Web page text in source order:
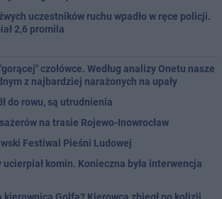
uczestników ruchu wpadło w ręce policji.
2,6 promila
czołówce. Według analizy Onetu nasze
z najbardziej narażonych na upały
do rowu, są utrudnienia
na trasie Rojewo-Inowrocław
Festiwal Pieśni Ludowej
ucierpiał komin. Konieczna była interwencja